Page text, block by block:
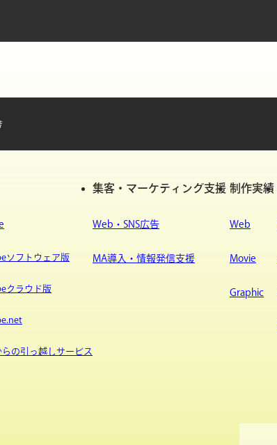
ソフトウェア版
クラウド版
の引っ越しサービス
集客・マーケティング支援
Web・SNS広告
MA導入・情報発信支援
制作実績
Web
Movie
Graphic